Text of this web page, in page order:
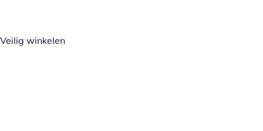
Veilig winkelen